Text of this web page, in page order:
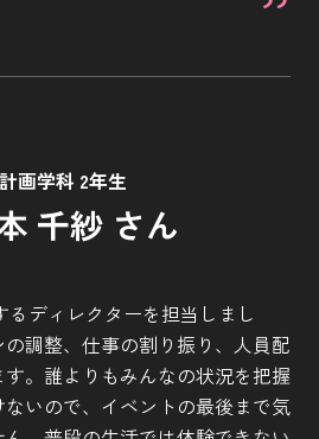
画学科 2年生
千紗 さん
ディレクターを担当しまし
調整、仕事の割り振り、人員配
。誰よりもみんなの状況を把握
いので、イベントの最後まで気